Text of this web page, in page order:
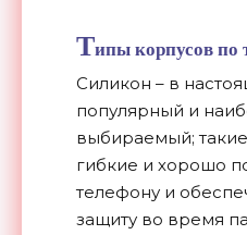
Типы корпусов по
Силикон – в
популярный и
выбираемый;
гибкие и хорошо
телефону и
защиту во время